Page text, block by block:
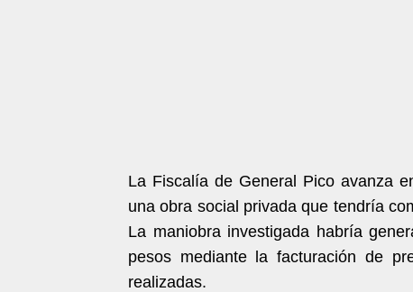
La Fiscalía de General Pico avanza
una obra social privada que tendría
La maniobra investigada habría
pesos mediante la facturación de
realizadas.